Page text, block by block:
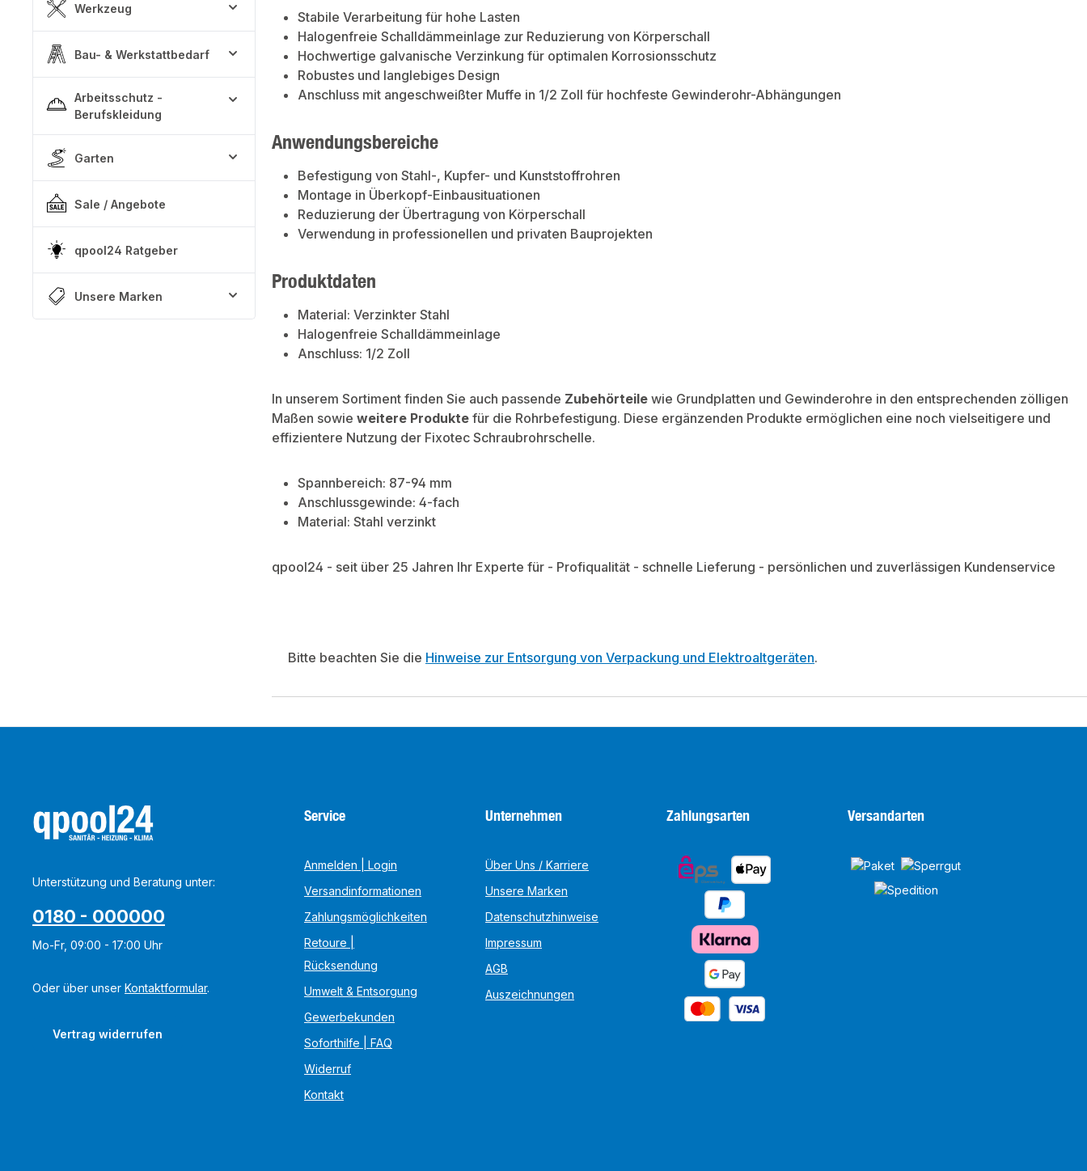
Werkzeug
Bau- & Werkstattbedarf
Arbeitsschutz -
Berufskleidung
Garten
Sale / Angebote
qpool24 Ratgeber
Unsere Marken
Stabile Verarbeitung für hohe Lasten
Halogenfreie Schalldämmeinlage zur Reduzierung von Körperschall
Hochwertige galvanische Verzinkung für optimalen Korrosionsschutz
Robustes und langlebiges Design
Anschluss mit angeschweißter Muffe in 1/2 Zoll für hochfeste Gewinderohr-Abhängungen
Anwendungsbereiche
Befestigung von Stahl-, Kupfer- und Kunststoffrohren
Montage in Überkopf-Einbausituationen
Reduzierung der Übertragung von Körperschall
Verwendung in professionellen und privaten Bauprojekten
Produktdaten
Material: Verzinkter Stahl
Halogenfreie Schalldämmeinlage
Anschluss: 1/2 Zoll
In unserem Sortiment finden Sie auch passende Zubehörteile wie Grundplatten und Gewinderohre in den entsprechenden zölligen
Maßen sowie weitere Produkte für die Rohrbefestigung. Diese ergänzenden Produkte ermöglichen eine noch vielseitigere und
effizientere Nutzung der Fixotec Schraubrohrschelle.
Spannbereich: 87-94 mm
Anschlussgewinde: 4-fach
Material: Stahl verzinkt
qpool24 - seit über 25 Jahren Ihr Experte für - Profiqualität - schnelle Lieferung - persönlichen und zuverlässigen Kundenservice
Bitte beachten Sie die Hinweise zur Entsorgung von Verpackung und Elektroaltgeräten.
Unterstützung und Beratung unter:
0180 - 000000
Mo-Fr, 09:00 - 17:00 Uhr
Oder über unser Kontaktformular.
Vertrag widerrufen
Service
Anmelden | Login
Versandinformationen
Zahlungsmöglichkeiten
Retoure |
Rücksendung
Umwelt & Entsorgung
Gewerbekunden
Soforthilfe | FAQ
Widerruf
Kontakt
Unternehmen
Über Uns / Karriere
Unsere Marken
Datenschutzhinweise
Impressum
AGB
Auszeichnungen
Zahlungsarten Versandarten